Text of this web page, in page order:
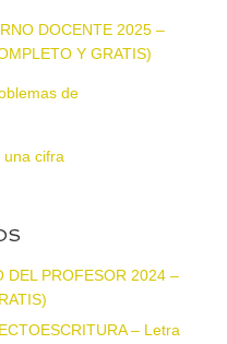
DOCENTE 2025 –
Y GRATIS)
de
una cifra
DEL PROFESOR 2024 –
– Letra